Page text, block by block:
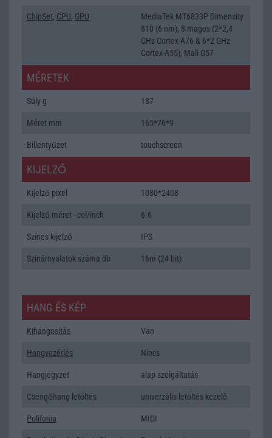
ChipSet, CPU, GPU
MediaTek MT6833P Dimensity
810 (6 nm), 8 magos (2*2,4
GHz Cortex-A76 & 6*2 GHz
Cortex-A55), Mali G57
MÉRETEK
Súly g 187
Méret mm 165*76*9
Billentyűzet touchscreen
KIJELZŐ
Kijelző pixel 1080*2408
Kijelző méret - col/inch 6.6
Színes kijelző IPS
Színárnyalatok száma db 16m (24 bit)
HANG ÉS KÉP
Kihangositás Van
Hangvezérlés Nincs
Hangjegyzet alap szolgáltatás
Csengőhang letöltés univerzális letöltés kezelõ
Polifonia MIDI